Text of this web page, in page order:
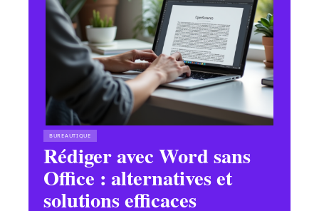
BUREAUTIQUE
Rédiger avec Word sans
Office : alternatives et
solutions efficaces